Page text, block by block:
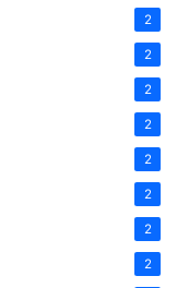
2
2
2
2
2
2
2
2